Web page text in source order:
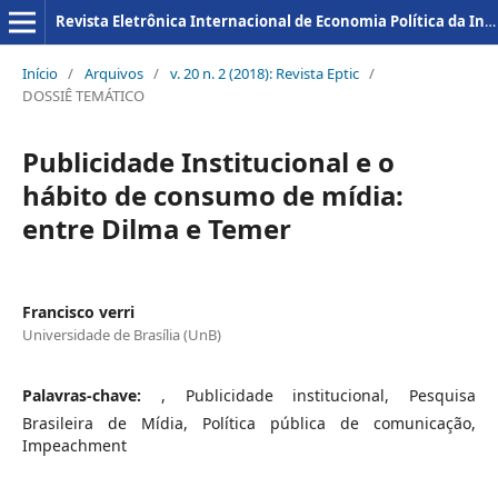
Revista Eletrônica Internacional de Economia Política da Informação da Comunicação e da Cultura
Início / Arquivos / v. 20 n. 2 (2018): Revista Eptic /
DOSSIÊ TEMÁTICO
Publicidade Institucional e o
hábito de consumo de mídia:
entre Dilma e Temer
Francisco verri
Universidade de Brasília (UnB)
Palavras-chave: , Publicidade institucional, Pesquisa
Brasileira de Mídia, Política pública de comunicação,
Impeachment